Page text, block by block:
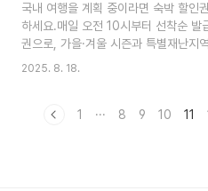
원 × 2장총 할인 가능 금액: 2만6000
2025년 8월 8일 ~ 9월 19일 자정까지
감)사용 기한: 11월 30일까지 관람 예
예매 가능👉 단, 준비된 수량이 모두 소
국내 여행을 계획 중이라면 숙박 할인
하세요.매일 오전 10시부터 선착순 발
권으로, 가을·겨울 시즌과 특별재난지
혜택을 누릴 수 있습니다.이번 글에서
난지역편)✅ 1. 숙박 할인권 발급 기본
2025. 8. 18.
1 ··· 8 9 10 11